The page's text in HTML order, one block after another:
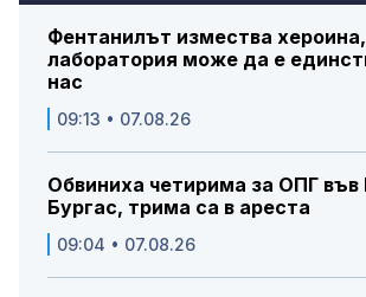
Фентанилът измества
лаборатория може да е
нас
09:13 • 07.08.26
Обвиниха четирима за ОПГ във
Бургас, трима са в ареста
09:04 • 07.08.26